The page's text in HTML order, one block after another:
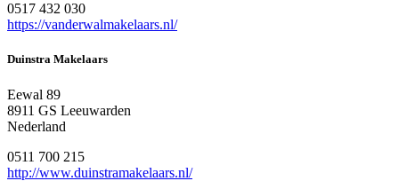
0517 432 030
https://vanderwalmakelaars.nl/
Duinstra Makelaars
Eewal 89
8911 GS Leeuwarden
Nederland
0511 700 215
http://www.duinstramakelaars.nl/